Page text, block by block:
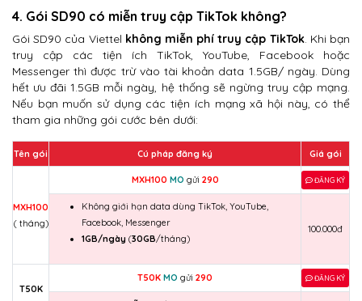
4. Gói SD90 có miễn truy cập TikTok không?
Gói SD90 của Viettel không miễn phí truy cập TikTok. Khi bạn
truy cập các tiện ích TikTok, YouTube, Facebook hoặc
Messenger thì được trừ vào tài khoản data 1.5GB/ ngày. Dùng
hết ưu đãi 1.5GB mỗi ngày, hệ thống sẽ ngừng truy cập mạng.
Nếu bạn muốn sử dụng các tiện ích mạng xã hội này, có thể
tham gia những gói cước bên dưới:
Tên gói Cú pháp đăng ký Giá gói
MXH100
( tháng)
MXH100 MO gửi 290 ĐĂNG KÝ
Không giới hạn data dùng TikTok, YouTube,
Facebook, Messenger
1GB/ngày (30GB/tháng)
100.000đ
T50K
T50K MO gửi 290 ĐĂNG KÝ